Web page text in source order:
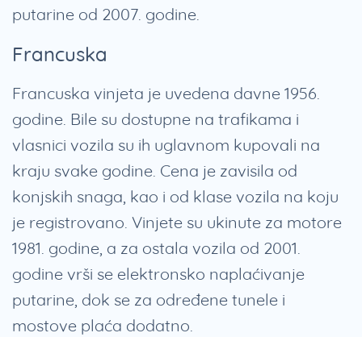
putarine od 2007. godine.
Francuska
Francuska vinjeta je uvedena davne 1956.
godine. Bile su dostupne na trafikama i
vlasnici vozila su ih uglavnom kupovali na
kraju svake godine. Cena je zavisila od
konjskih snaga, kao i od klase vozila na koju
je registrovano. Vinjete su ukinute za motore
1981. godine, a za ostala vozila od 2001.
godine vrši se elektronsko naplaćivanje
putarine, dok se za određene tunele i
mostove plaća dodatno.